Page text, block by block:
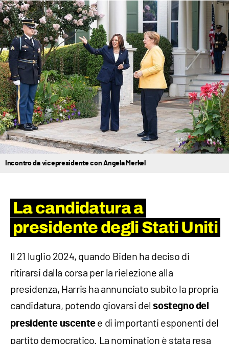
Incontro da vicepresidente con Angela Merkel
La candidatura a
presidente degli Stati Uniti
Il 21 luglio 2024, quando Biden ha deciso di
ritirarsi dalla corsa per la rielezione alla
presidenza, Harris ha annunciato subito la propria
candidatura, potendo giovarsi delsostegno del
presidente uscentee di importanti esponenti del
partito democratico. La nomination è stata resa